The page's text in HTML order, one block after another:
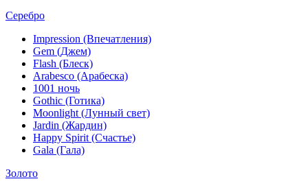
Серебро
Impression (Впечатления)
Gem (Джем)
Flash (Блеск)
Arabesco (Арабеска)
1001 ночь
Gothic (Готика)
Moonlight (Лунный свет)
Jardin (Жардин)
Happy Spirit (Счастье)
Gala (Гала)
Золото